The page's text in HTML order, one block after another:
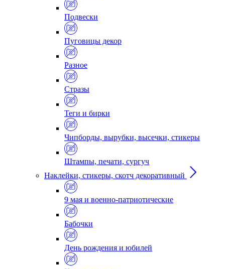
Подвески
Пуговицы декор
Разное
Стразы
Теги и бирки
Чипборды, вырубки, высечки, стикеры
Штампы, печати, сургуч
Наклейки, стикеры, скотч декоративный
9 мая и военно-патриотические
Бабочки
День рождения и юбилей